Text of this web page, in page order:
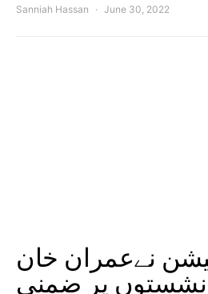
Sanniah Hassan June 30, 2022
نےعمران خان
پر ضمنی